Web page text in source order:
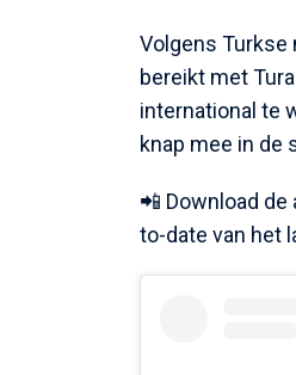
Volgens Turkse
bereikt met
international te
knap mee in de
📲 Download de
to-date van het